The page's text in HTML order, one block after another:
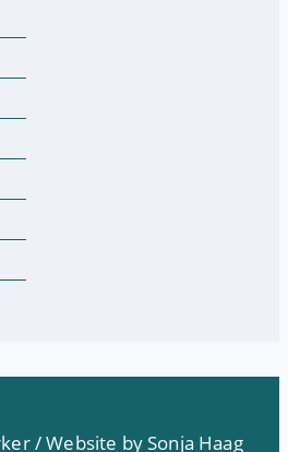
/ Website by Sonja Haag